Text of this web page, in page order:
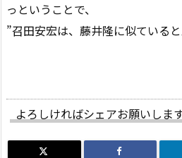
っということで、
”召田安宏は、藤井隆に似ている
よろしければシェアお願いしま